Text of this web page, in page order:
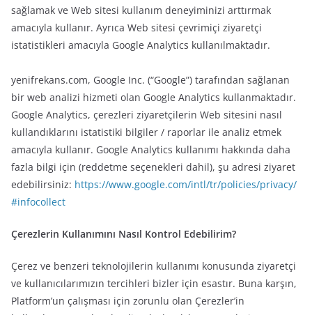
sağlamak ve Web sitesi kullanım deneyiminizi arttırmak
amacıyla kullanır. Ayrıca Web sitesi çevrimiçi ziyaretçi
istatistikleri amacıyla Google Analytics kullanılmaktadır.
yenifrekans.com, Google Inc. (“Google”) tarafından sağlanan
bir web analizi hizmeti olan Google Analytics kullanmaktadır.
Google Analytics, çerezleri ziyaretçilerin Web sitesini nasıl
kullandıklarını istatistiki bilgiler / raporlar ile analiz etmek
amacıyla kullanır. Google Analytics kullanımı hakkında daha
fazla bilgi için (reddetme seçenekleri dahil), şu adresi ziyaret
edebilirsiniz: https://www.google.com/intl/tr/policies/privacy/
#infocollect
Çerezlerin Kullanımını Nasıl Kontrol Edebilirim?
Çerez ve benzeri teknolojilerin kullanımı konusunda ziyaretçi
ve kullanıcılarımızın tercihleri bizler için esastır. Buna karşın,
Platform’un çalışması için zorunlu olan Çerezler’in